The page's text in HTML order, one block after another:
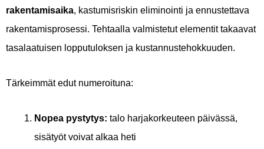
rakentamisaika, kastumisriskin eliminointi ja ennustettava
rakentamisprosessi. Tehtaalla valmistetut elementit takaavat
tasalaatuisen lopputuloksen ja kustannustehokkuuden.
Tärkeimmät edut numeroituna:
Nopea pystytys: talo harjakorkeuteen päivässä,
sisätyöt voivat alkaa heti